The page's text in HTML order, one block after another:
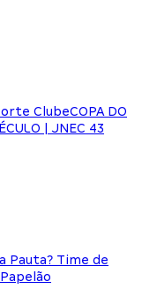
ClubeCOPA DO
| JNEC 43
Pauta? Time de